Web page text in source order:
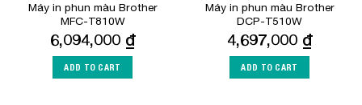
Máy in phun màu Brother
MFC-T810W
6,094,000 ₫
ADD TO CART
Máy in phun màu Brother
DCP-T510W
4,697,000 ₫
ADD TO CART